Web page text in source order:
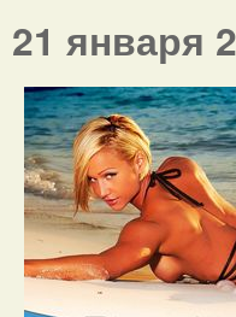
21 января